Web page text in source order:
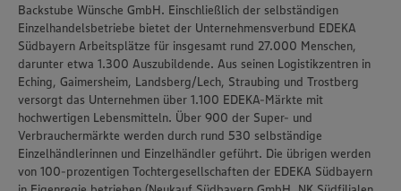
Backstube Wünsche GmbH. Einschließlich der selbständigen
Einzelhandelsbetriebe bietet der Unternehmensverbund EDEKA
Südbayern Arbeitsplätze für insgesamt rund 27.000 Menschen,
darunter etwa 1.300 Auszubildende. Aus seinen Logistikzentren in
Eching, Gaimersheim, Landsberg/Lech, Straubing und Trostberg
versorgt das Unternehmen über 1.100 EDEKA-Märkte mit
hochwertigen Lebensmitteln. Über 900 der Super- und
Verbrauchermärkte werden durch rund 530 selbständige
Einzelhändlerinnen und Einzelhändler geführt. Die übrigen werden
von 100-prozentigen Tochtergesellschaften der EDEKA Südbayern